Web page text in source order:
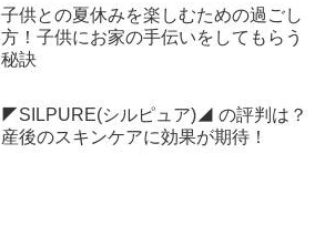
子供との夏休みを楽しむための過ごし
方！子供にお家の手伝いをしてもらう
秘訣
◤SILPURE(シルピュア)◢ の評判は？
産後のスキンケアに効果が期待！